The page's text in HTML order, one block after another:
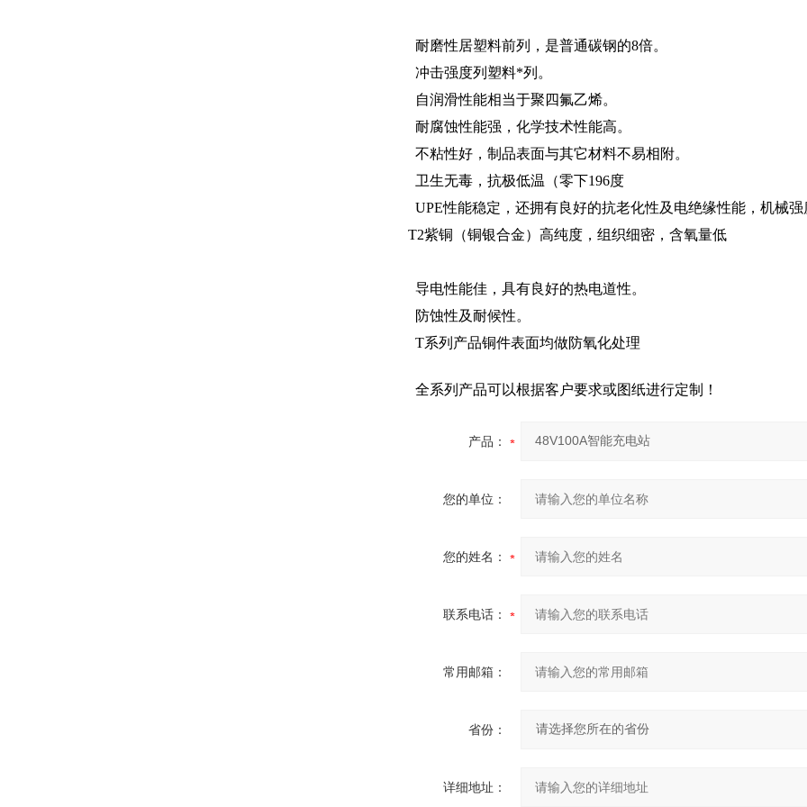
耐磨性居塑料前列，是普通碳钢的8倍。
冲击强度列塑料*列。
自润滑性能相当于聚四氟乙烯。
耐腐蚀性能强，化学技术性能高。
不粘性好，制品表面与其它材料不易相附。
卫生无毒，抗极低温（零下196度
UPE性能稳定，还拥有良好的抗老化性及电绝缘性能，机械
T2紫铜（铜银合金）高纯度，组织细密，含氧量低
导电性能佳，具有良好的热电道性。
防蚀性及耐候性。
T系列产品铜件表面均做防氧化处理
全系列产品可以根据客户要求或图纸进行定制！
产品：
您的单位：
您的姓名：
联系电话：
常用邮箱：
省份：
详细地址：